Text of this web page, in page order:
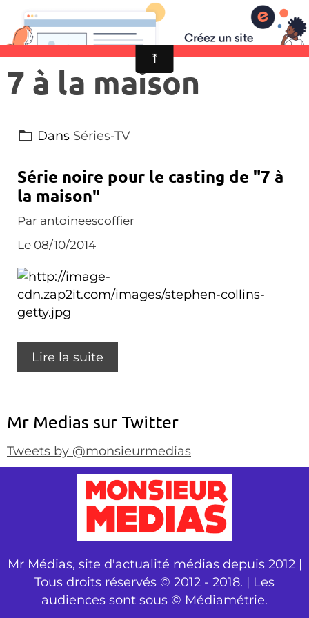
7 à la maison
Dans Séries-TV
Série noire pour le casting de "7 à
la maison"
Par antoineescoffier
Le 08/10/2014
Lire la suite
Mr Medias sur Twitter
Tweets by @monsieurmedias
Mr Médias, site d'actualité médias depuis 2012 |
Tous droits réservés © 2012 - 2018. | Les
audiences sont sous © Médiamétrie.